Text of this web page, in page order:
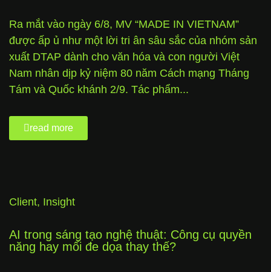
Ra mắt vào ngày 6/8, MV “MADE IN VIETNAM”
được ấp ủ như một lời tri ân sâu sắc của nhóm sản
xuất DTAP dành cho văn hóa và con người Việt
Nam nhân dịp kỷ niệm 80 năm Cách mạng Tháng
Tám và Quốc khánh 2/9. Tác phẩm...
read more
Client, Insight
AI trong sáng tạo nghệ thuật: Công cụ quyền
năng hay mối đe dọa thay thế?